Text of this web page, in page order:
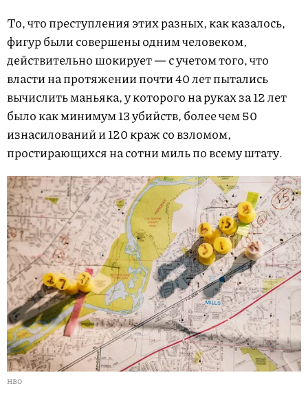
То, что преступления этих разных, как казалось,
фигур были совершены одним человеком,
действительно шокирует — с учетом того, что
власти на протяжении почти 40 лет пытались
вычислить маньяка, у которого на руках за 12 лет
было как минимум 13 убийств, более чем 50
изнасилований и 120 краж со взломом,
простирающихся на сотни миль по всему штату.
HBO